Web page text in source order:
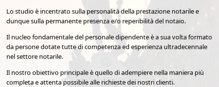
Lo studio è incentrato sulla personalità della prestazione notarile e
dunque sulla permanente presenza e/o reperibilità del notaio.
Il nucleo fondamentale del personale dipendente è a sua volta formato
da persone dotate tutte di competenza ed esperienza ultradecennale
nel settore notarile.
Il nostro obiettivo principale è quello di adempiere nella maniera più
completa e attenta possibile alle richieste dei nostri clienti.